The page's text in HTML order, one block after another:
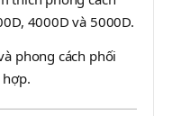
4000D và 5000D.
phong cách phối